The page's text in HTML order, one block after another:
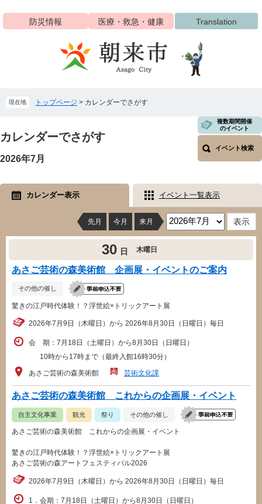
ジ
ュ
へ
防災情報 医療・救急・健康 Translation
現在地 トップページ > カレンダーでさがす
文
カレンダーでさがす
複数期間開催
のイベント
イベント検索
2026年7月
カレンダー表示 イベント一覧表示
先月 今月 来月
30 日 木曜日
あさご芸術の森美術館 企画展・イベントのご案内
その他の催し
驚きの江戸時代体験！？浮世絵×トリックアート展
2026年7月9日（木曜日）から 2026年8月30日（日曜日）毎日
会 期：7月18日（土曜日）から8月30日（日曜日）
10時から17時まで（最終入館16時30分）
あさご芸術の森美術館
芸術文化課
あさご芸術の森美術館 これからの企画展・イベント
自主文化事業 観光 祭り その他の催し
あさご芸術の森美術館 これからの企画展・イベント
驚きの江戸時代体験！？浮世絵×トリックアート展
あさご芸術の森アートフェスティバル2026
2026年7月9日（木曜日）から 2026年8月30日（日曜日）毎日
1．会期：7月18日（土曜日）から8月30日（日曜日）